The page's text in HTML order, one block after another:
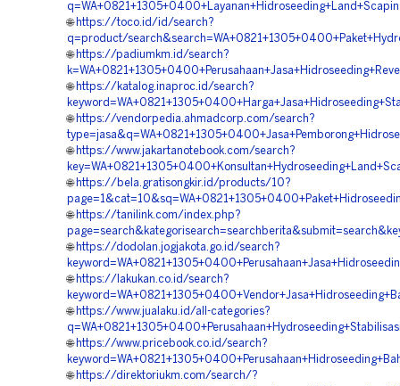
🌐 https://toco.id/id/search?
q=product/
🌐 https://padiumkm.id/search?
🌐 https://katalog.inaproc.id/search?
🌐 https://vendorpedia.ahmadcorp.com/search?
🌐 https://www.jakartanotebook.com/search?
🌐 https://bela.gratisongkir.id/products/10?
🌐 https://tanilink.com/index.php?
🌐 https://dodolan.jogjakota.go.id/search?
🌐 https://lakukan.co.id/search?
🌐 https://www.jualaku.id/all-categories?
🌐 https://www.pricebook.co.id/search?
🌐 https://direktoriukm.com/search/?